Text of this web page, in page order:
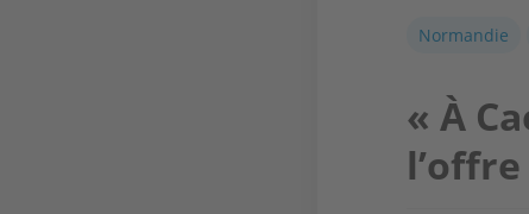
Normandie
« À